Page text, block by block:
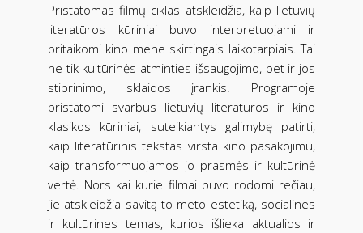
Pristatomas filmų ciklas atskleidžia, kaip lietuvių
literatūros kūriniai buvo interpretuojami ir
pritaikomi kino mene skirtingais laikotarpiais. Tai
ne tik kultūrinės atminties išsaugojimo, bet ir jos
stiprinimo, sklaidos įrankis. Programoje
pristatomi svarbūs lietuvių literatūros ir kino
klasikos kūriniai, suteikiantys galimybę patirti,
kaip literatūrinis tekstas virsta kino pasakojimu,
kaip transformuojamos jo prasmės ir kultūrinė
vertė. Nors kai kurie filmai buvo rodomi rečiau,
jie atskleidžia savitą to meto estetiką, socialines
ir kultūrines temas, kurios išlieka aktualios ir